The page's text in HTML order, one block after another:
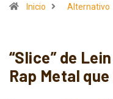
Inicio Alternativo
“Slice” de
Rap Metal